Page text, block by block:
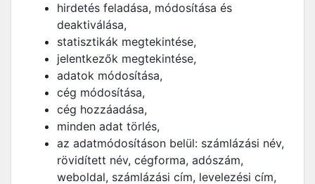
hirdetés feladása, módosítása és
deaktiválása,
statisztikák megtekintése,
jelentkezők megtekintése,
adatok módosítása,
cég módosítása,
cég hozzáadása,
minden adat törlés,
az adatmódosításon belül: számlázási név,
rövidített név, cégforma, adószám,
weboldal, számlázási cím, levelezési cím,